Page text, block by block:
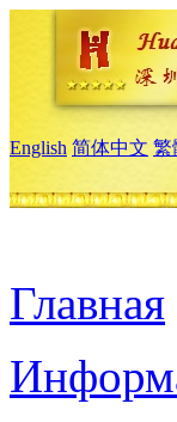
English 简体中文 繁
Главная